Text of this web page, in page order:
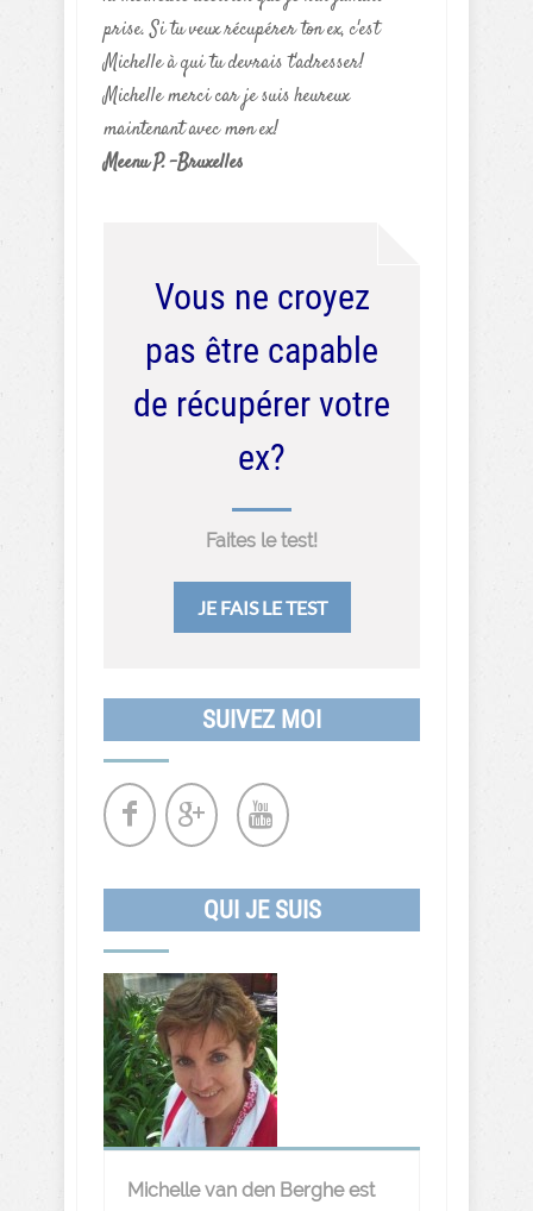
prise. Si tu veux récupérer ton ex, c'est
Michelle à qui tu devrais t'adresser!
Michelle merci car je suis heureux
maintenant avec mon ex!
Meenu P. -Bruxelles
Vous ne croyez
pas être capable
de récupérer votre
ex?
Faites le test!
JE FAIS LE TEST
SUIVEZ MOI
QUI JE SUIS
Michelle van den Berghe est